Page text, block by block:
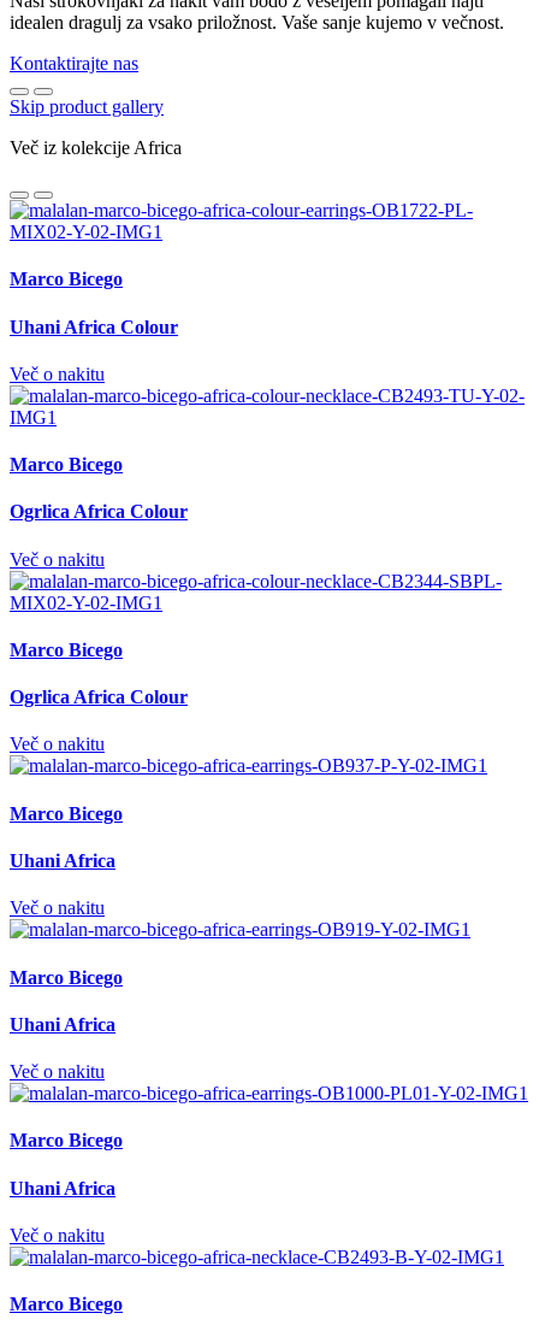
idealen dragulj za vsako priložnost. Vaše sanje kujemo v večnost.
Kontaktirajte nas
Skip product gallery
Več iz kolekcije Africa
Marco Bicego
Uhani Africa Colour
Več o nakitu
Marco Bicego
Ogrlica Africa Colour
Več o nakitu
Marco Bicego
Ogrlica Africa Colour
Več o nakitu
Marco Bicego
Uhani Africa
Več o nakitu
Marco Bicego
Uhani Africa
Več o nakitu
Marco Bicego
Uhani Africa
Več o nakitu
Marco Bicego